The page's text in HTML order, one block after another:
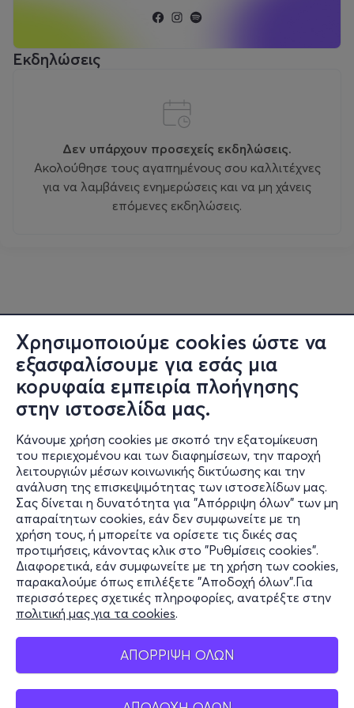
Χρησιμοποιούμε cookies ώστε να
εξασφαλίσουμε για εσάς μια
κορυφαία εμπειρία πλοήγησης
στην ιστοσελίδα μας.
Κάνουμε χρήση cookies με σκοπό την εξατομίκευση
του περιεχομένου και των διαφημίσεων, την παροχή
λειτουργιών μέσων κοινωνικής δικτύωσης και την
ανάλυση της επισκεψιμότητας των ιστοσελίδων μας.
Σας δίνεται η δυνατότητα για "Απόρριψη όλων" των μη
απαραίτητων cookies, εάν δεν συμφωνείτε με τη
χρήση τους, ή μπορείτε να ορίσετε τις δικές σας
προτιμήσεις, κάνοντας κλικ στο "Ρυθμίσεις cookies".
Διαφορετικά, εάν συμφωνείτε με τη χρήση των cookies,
παρακαλούμε όπως επιλέξετε "Αποδοχή όλων".Για
περισσότερες σχετικές πληροφορίες, ανατρέξτε στην
πολιτική μας για τα cookies.
ΑΠΟΡΡΙΨΗ ΟΛΩΝ
Εκδηλώσεις
Δεν υπάρχουν προσεχείς εκδηλώσεις.
Ακολούθησε τους αγαπημένους σου καλλιτέχνες
για να λαμβάνεις ενημερώσεις και να μη χάνεις
επόμενες εκδηλώσεις.
Πληροφορίες
Υποστήριξη
Stay Connected
Mobile app